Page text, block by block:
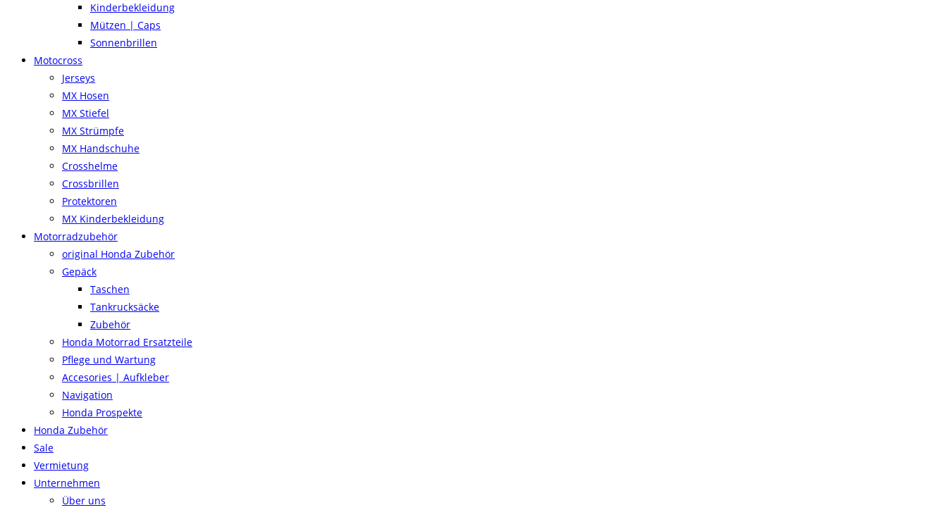
Kinderbekleidung
Mützen | Caps
Sonnenbrillen
Motocross
Jerseys
MX Hosen
MX Stiefel
MX Strümpfe
MX Handschuhe
Crosshelme
Crossbrillen
Protektoren
MX Kinderbekleidung
Motorradzubehör
original Honda Zubehör
Gepäck
Taschen
Tankrucksäcke
Zubehör
Honda Motorrad Ersatzteile
Pflege und Wartung
Accesories | Aufkleber
Navigation
Honda Prospekte
Honda Zubehör
Sale
Vermietung
Unternehmen
Über uns